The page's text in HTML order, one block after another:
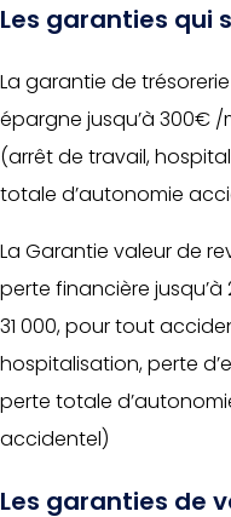
Les garanties qui
La garantie de
épargne jusqu’à 300€ /
(arrêt de travail,
totale d’autonomie
La Garantie valeur de
perte financière
31 000, pour tout
hospitalisation, perte
perte totale
accidentel)
Les garanties de